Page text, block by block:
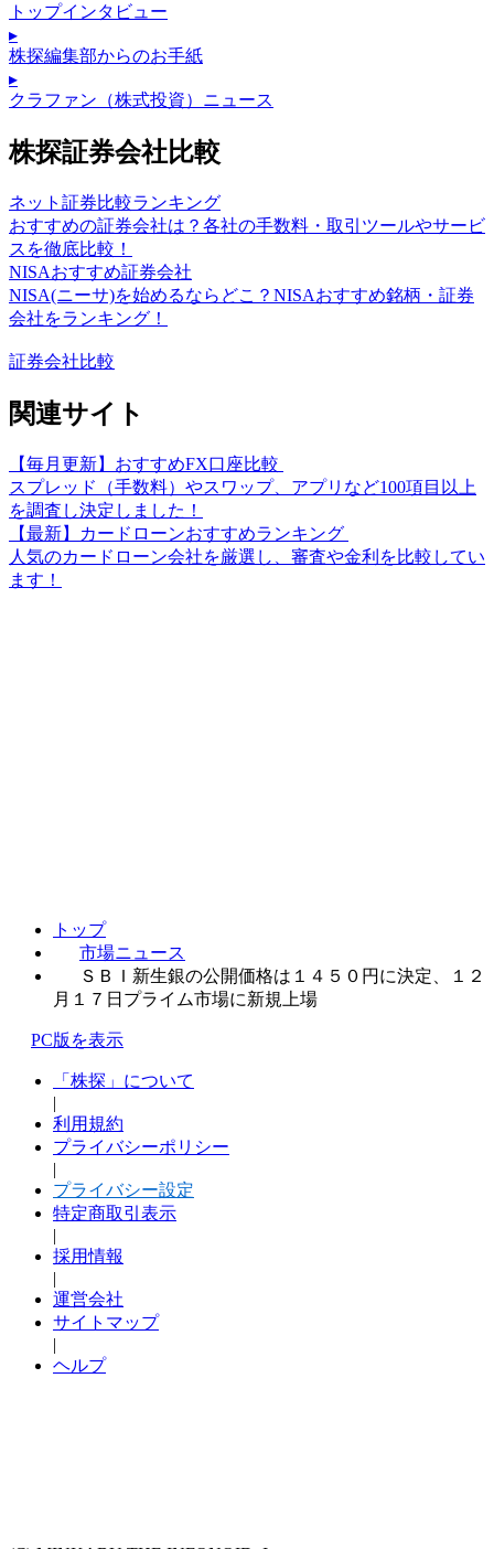
トップインタビュー
▸
株探編集部からのお手紙
▸
クラファン（株式投資）ニュース
株探証券会社比較
ネット証券比較ランキング
おすすめの証券会社は？各社の手数料・取引ツールやサービ
スを徹底比較！
NISAおすすめ証券会社
NISA(ニーサ)を始めるならどこ？NISAおすすめ銘柄・証券
会社をランキング！
証券会社比較
関連サイト
【毎月更新】おすすめFX口座比較
スプレッド（手数料）やスワップ、アプリなど100項目以上
を調査し決定しました！
【最新】カードローンおすすめランキング
人気のカードローン会社を厳選し、審査や金利を比較してい
ます！
トップ
市場ニュース
ＳＢＩ新生銀の公開価格は１４５０円に決定、１２
月１７日プライム市場に新規上場
PC版を表示
「株探」について
|
利用規約
プライバシーポリシー
|
プライバシー設定
特定商取引表示
|
採用情報
|
運営会社
サイトマップ
|
ヘルプ